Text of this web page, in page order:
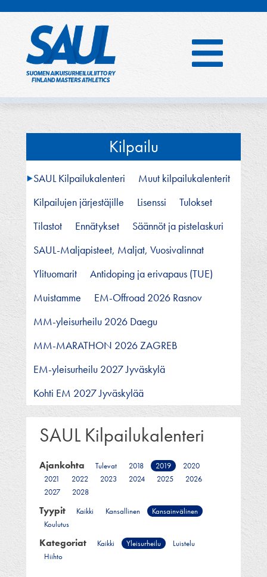
Kilpailu
SAUL Kilpailukalenteri
Muut kilpailukalenterit
Kilpailujen järjestäjille
Lisenssi
Tulokset
Tilastot
Ennätykset
Säännöt ja pistelaskuri
SAUL-Maljapisteet, Maljat, Vuosivalinnat
Ylituomarit
Antidoping ja erivapaus (TUE)
Muistamme
EM-Offroad 2026 Rasnov
MM-yleisurheilu 2026 Daegu
MM-MARATHON 2026 ZAGREB
EM-yleisurheilu 2027 Jyväskylä
Kohti EM 2027 Jyväskylää
SAUL Kilpailukalenteri
Ajankohta Tulevat 2018 2019
2020
2021
2022 2023 2024 2025
2026
2027
2028
Tyypit Kaikki Kansallinen
Kansainvälinen
Koulutus
Kategoriat Kaikki Yleisurheilu
Luistelu
Hiihto